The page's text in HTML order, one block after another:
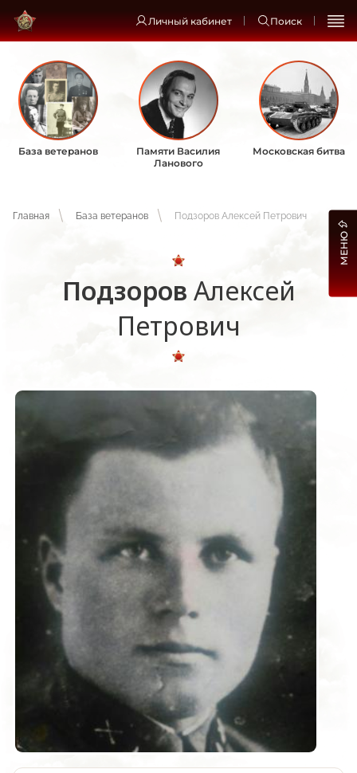
Личный кабинет Поиск
База ветеранов
Памяти Василия
Ланового
Московская битва
Главная База ветеранов Подзоров Алексей Петрович
Подзоров Алексей
Петрович
МЕНЮ